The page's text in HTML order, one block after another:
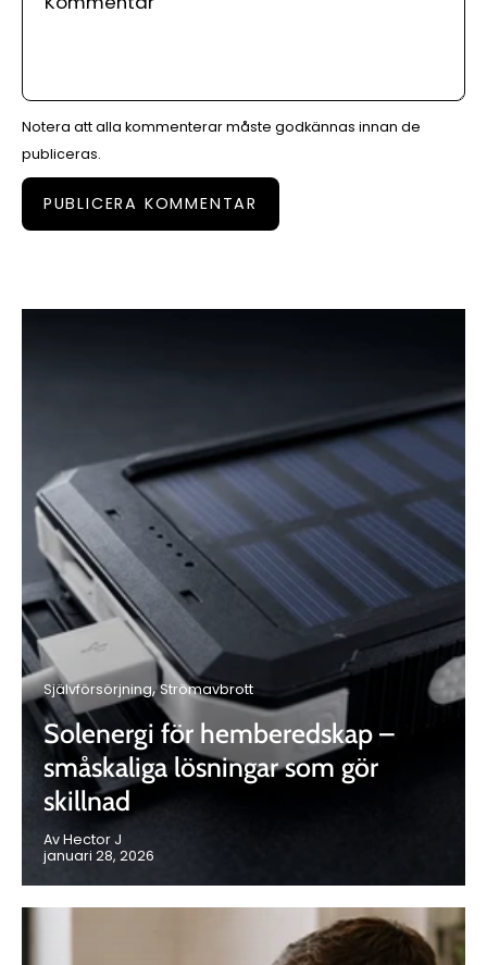
Notera att alla kommenterar måste godkännas innan de
publiceras.
PUBLICERA KOMMENTAR
Självförsörjning Strömavbrott
Solenergi för hemberedskap –
småskaliga lösningar som gör
skillnad
Av Hector J
januari 28, 2026